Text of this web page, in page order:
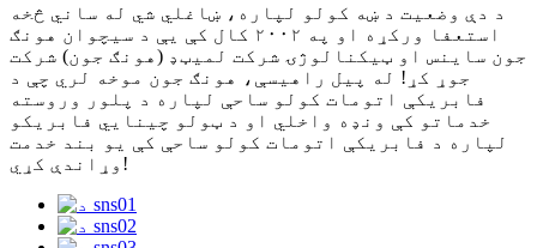
د دې وضعیت د ښه کولو لپاره، ښاغلي شي له ساني څخه
استعفا ورکړه او په ۲۰۰۲ کال کې یې د سیچوان هونګ
جون ساینس او ​​ټیکنالوژۍ شرکت لمیټډ (هونګ جون) شرکت
جوړ کړ! له پیل راهیسې، هونګ جون موخه لري چې د
فابریکې اتومات کولو ساحې لپاره د پلور وروسته
خدماتو کې ونډه واخلي او د ټولو چینایي فابریکو
لپاره د فابریکې اتومات کولو ساحې کې یو بند خدمت
وړاندې کړي!